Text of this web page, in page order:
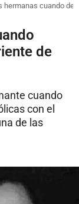
hermanas cuando
de
cuando
con el
de las